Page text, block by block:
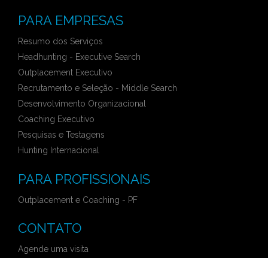
PARA EMPRESAS
Resumo dos Serviços
Headhunting - Executive Search
Outplacement Executivo
Recrutamento e Seleção - Middle Search
Desenvolvimento Organizacional
Coaching Executivo
Pesquisas e Testagens
Hunting Internacional
PARA PROFISSIONAIS
Outplacement e Coaching - PF
CONTATO
Agende uma visita